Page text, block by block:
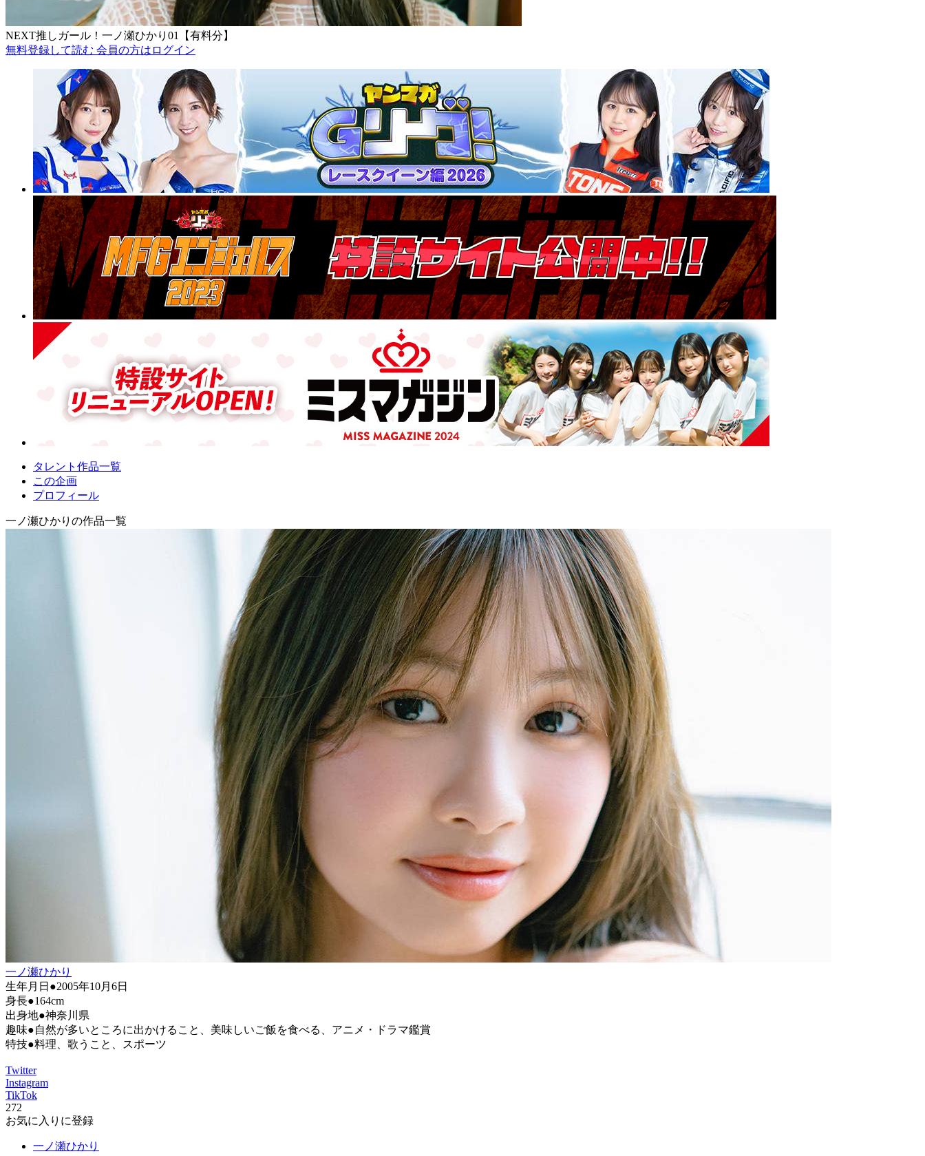
NEXT推しガール！一ノ瀬ひかり01【有料分】
無料登録して読む 会員の方はログイン
タレント作品一覧
この企画
プロフィール
一ノ瀬ひかりの作品一覧
一ノ瀬ひかり
生年月日●2005年10月6日
身長●164cm
出身地●神奈川県
趣味●自然が多いところに出かけること、美味しいご飯を食べる、アニメ・ドラマ鑑賞
特技●料理、歌うこと、スポーツ
Twitter
Instagram
TikTok
272
お気に入りに登録
一ノ瀬ひかり